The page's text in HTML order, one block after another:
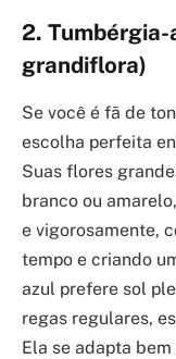
2.
grandiflora)
Se você é fã de
escolha perfeita
Suas flores
branco ou
e vigorosamente,
tempo e criando
azul prefere sol
regas regulares,
Ela se adapta